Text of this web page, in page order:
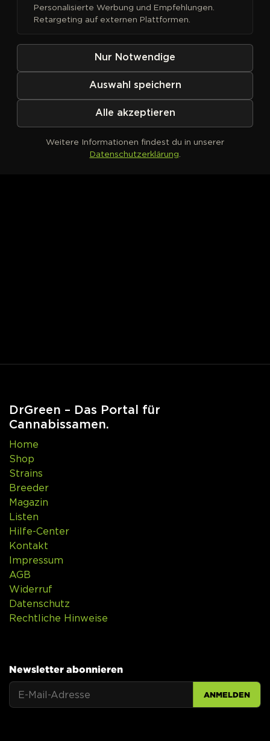
Kein Produkt definiert
DrGreen – Das Portal für
Cannabissamen.
Home
Shop
Strains
Breeder
Magazin
Listen
Hilfe-Center
Kontakt
Impressum
AGB
Widerruf
Datenschutz
Rechtliche Hinweise
Newsletter abonnieren
ANMELDEN
Personalisierte Werbung und Empfehlungen.
Retargeting auf externen Plattformen.
Nur Notwendige
Auswahl speichern
Alle akzeptieren
Weitere Informationen findest du in unserer
Datenschutzerklärung